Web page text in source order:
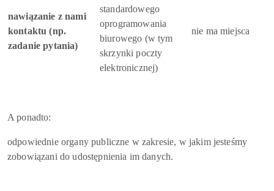
nawiązanie z nami
kontaktu (np.
zadanie pytania)
standardowego
oprogramowania
biurowego (w tym
skrzynki poczty
elektronicznej)
nie ma miejsca
A ponadto:
odpowiednie organy publiczne w zakresie, w jakim jesteśmy
zobowiązani do udostępnienia im danych.